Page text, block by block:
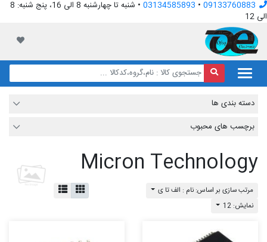
09133760883
•
03134585893
• شنبه تا چهارشنبه 8 الی 16، پنج شنبه: 8
الی 12
لیست
دسته بندی ها
برچسب های محبوب
Micron Technology
مرتب سازی بر اساس: نام : الف تا ی
نمایش: 12